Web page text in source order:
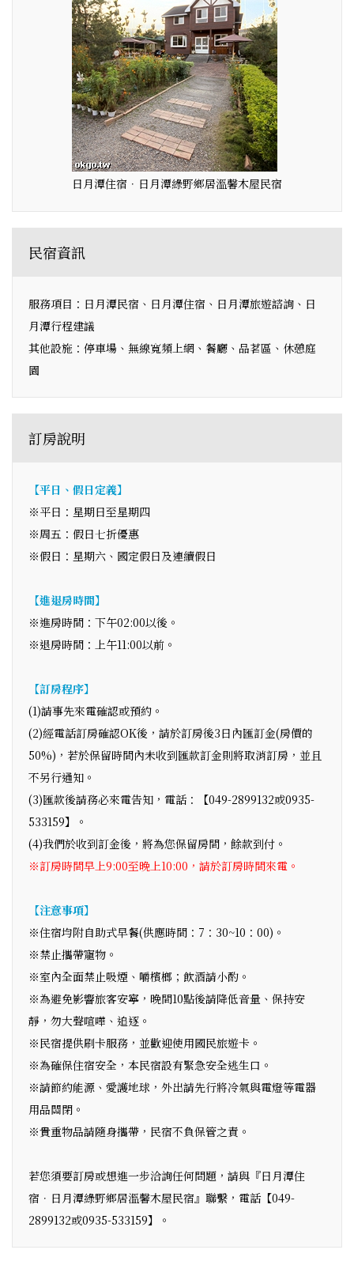
日月潭住宿．日月潭綠野鄉居溫馨木屋民宿
民宿資訊
服務項目：日月潭民宿、日月潭住宿、日月潭旅遊諮詢、日
月潭行程建議
其他設施：停車場、無線寬頻上網、餐廳、品茗區、休憩庭
園
訂房說明
【平日、假日定義】
※平日：星期日至星期四
※周五：假日七折優惠
※假日：星期六、國定假日及連續假日
【進退房時間】
※進房時間：下午02:00以後。
※退房時間：上午11:00以前。
【訂房程序】
(1)請事先來電確認或預約。
(2)經電話訂房確認OK後，請於訂房後3日內匯訂金(房價的
50%)，若於保留時間內未收到匯款訂金則將取消訂房，並且
不另行通知。
(3)匯款後請務必來電告知，電話：【049-2899132或0935-
533159】。
(4)我們於收到訂金後，將為您保留房間，餘款到付。
※訂房時間早上9:00至晚上10:00，請於訂房時間來電。
【注意事項】
※住宿均附自助式早餐(供應時間：7：30~10：00)。
※禁止攜帶寵物。
※室內全面禁止吸煙、嚼檳榔；飲酒請小酌。
※為避免影響旅客安寧，晚間10點後請降低音量、保持安
靜，勿大聲喧嘩、追逐。
※民宿提供刷卡服務，並歡迎使用國民旅遊卡。
※為確保住宿安全，本民宿設有緊急安全逃生口。
※請節約能源、愛護地球，外出請先行將冷氣與電燈等電器
用品關閉。
※貴重物品請隨身攜帶，民宿不負保管之責。
若您須要訂房或想進一步洽詢任何問題，請與『日月潭住
宿．日月潭綠野鄉居溫馨木屋民宿』聯繫，電話【049-
2899132或0935-533159】。